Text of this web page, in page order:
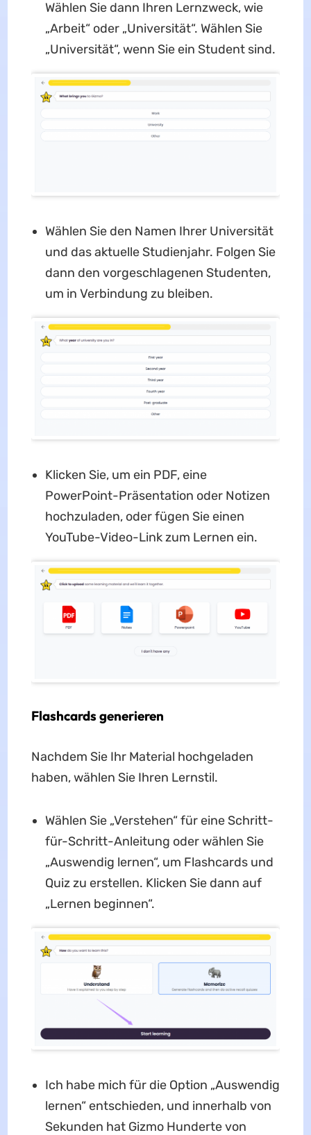
Wählen Sie dann Ihren Lernzweck, wie
„Arbeit“ oder „Universität“. Wählen Sie
„Universität“, wenn Sie ein Student sind.
Wählen Sie den Namen Ihrer Universität
und das aktuelle Studienjahr. Folgen Sie
dann den vorgeschlagenen Studenten,
um in Verbindung zu bleiben.
Klicken Sie, um ein PDF, eine
PowerPoint-Präsentation oder Notizen
hochzuladen, oder fügen Sie einen
YouTube-Video-Link zum Lernen ein.
Flashcards generieren
Nachdem Sie Ihr Material hochgeladen
haben, wählen Sie Ihren Lernstil.
Wählen Sie „Verstehen“ für eine Schritt-
für-Schritt-Anleitung oder wählen Sie
„Auswendig lernen“, um Flashcards und
Quiz zu erstellen. Klicken Sie dann auf
„Lernen beginnen“.
Ich habe mich für die Option „Auswendig
lernen“ entschieden, und innerhalb von
Sekunden hat Gizmo Hunderte von